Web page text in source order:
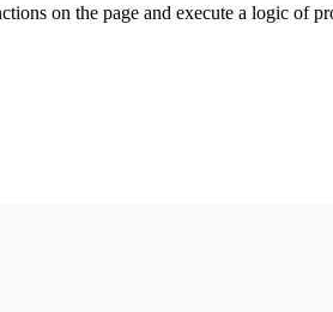
on the page and execute a logic of